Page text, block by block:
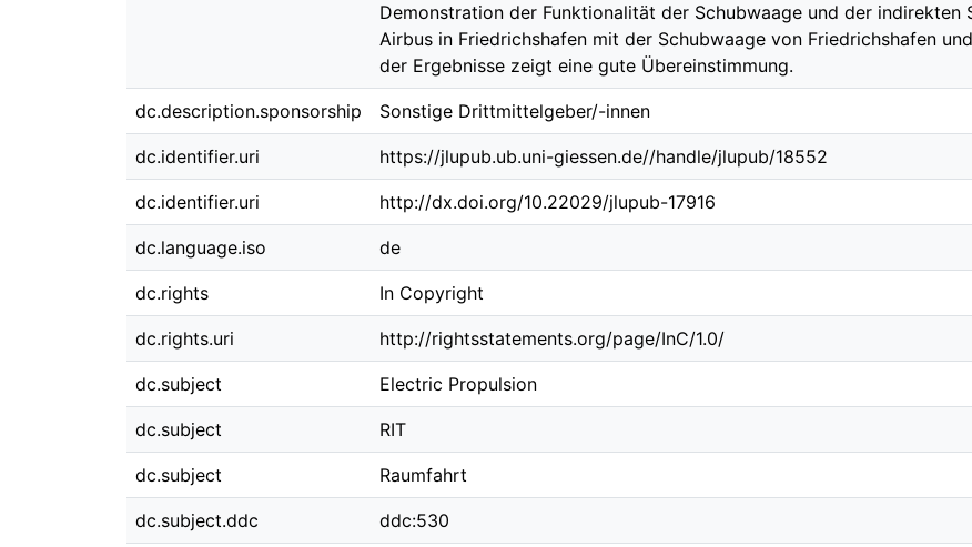
Demonstration der Funktionalität der Schubwaage und der indirekten
Airbus in Friedrichshafen mit der Schubwaage von Friedrichshafen
der Ergebnisse zeigt eine gute Übereinstimmung.
dc.description.sponsorship Sonstige Drittmittelgeber/-innen
dc.identifier.uri https://jlupub.ub.uni-giessen.de//handle/jlupub/18552
dc.identifier.uri http://dx.doi.org/10.22029/jlupub-17916
dc.language.iso de
dc.rights In Copyright
dc.rights.uri http://rightsstatements.org/page/InC/1.0/
dc.subject Electric Propulsion
dc.subject RIT
dc.subject Raumfahrt
dc.subject.ddc ddc:530